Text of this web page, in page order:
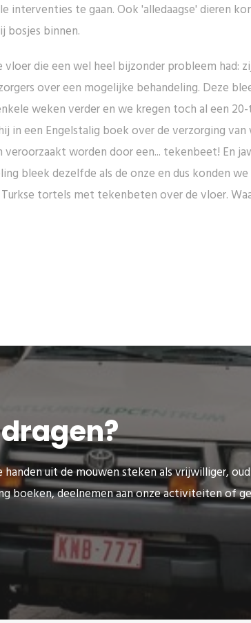
te gaan. Ook 'alledaagse' dieren
bosjes binnen.
die een wel heel bijzonder probleem had:
over een mogelijke behandeling. Deze
weken verder en we kregen toch al een
een Engelstalig boek over de verzorging
worden door een... tekenbeet! En
bleek dezelfde als de onze en dus konden
tortels met tekenbeten over de vloer.
uit de mouwen steken als vrijwilliger,
boeken, deelnemen aan onze activiteiten of